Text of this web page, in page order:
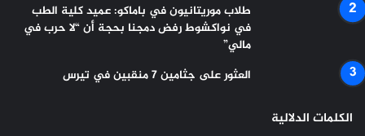
طلاب موريتانيون في باماكو: عميد كلية الطب
في نواكشوط رفض دمجنا بحجة أن “لا حرب في
مالي”
العثور على جثامين 7 منقبين في تيرس
الكلمات الدلالية